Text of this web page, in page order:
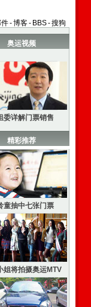
-博客- BBS-搜狗
奥运视频
委详解门票销售
精彩推荐
童抽中七张门票
姐将拍摄奥运MTV